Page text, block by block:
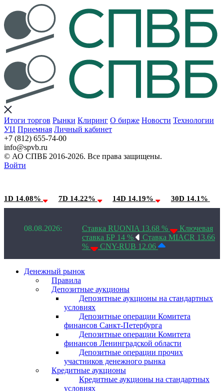
Итоги торгов Рынки Клиринг О бирже Новости Технологии
УЦ Приемная Личный кабинет
+7 (812) 655-74-00
info@spvb.ru
© АО СПВБ 2016-2026. Все права защищены.
Войти
1D 14.08% 7D 14.22% 14D 14.19% 30D 14.1%
08.08.2026: Ставка RUONIA 13.68 %
Ключевая
ставка БР 14 %
Ставка MIACR 13.66
%
CNY-RUB 12.06
Денежный рынок
Правила
Депозитные аукционы
Депозитные аукционы на стандартных
условиях
Депозитные операции Комитета
финансов Санкт-Петербурга
Депозитные операции Комитета
финансов Ленинградской области
Депозитные операции прочих
участников денежного рынка
Кредитные аукционы
Кредитные аукционы на стандартных
условиях